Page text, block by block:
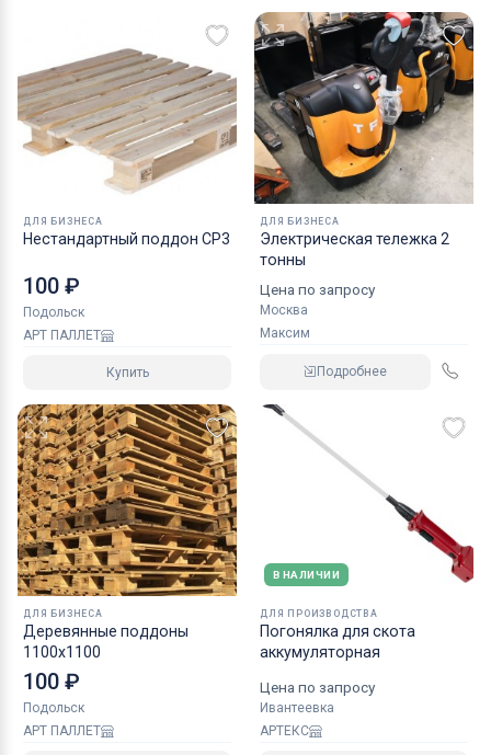
ДЛЯ БИЗНЕСА
Нестандартный поддон CP3
100 ₽
Подольск
АРТ ПАЛЛЕТ
Купить
ДЛЯ БИЗНЕСА
Электрическая тележка 2
тонны
Цена по запросу
Москва
Максим
Подробнее
ДЛЯ БИЗНЕСА
Деревянные поддоны
1100х1100
100 ₽
Подольск
АРТ ПАЛЛЕТ
В НАЛИЧИИ
ДЛЯ ПРОИЗВОДСТВА
Погонялка для скота
аккумуляторная
Цена по запросу
Ивантеевка
АРТЕКС